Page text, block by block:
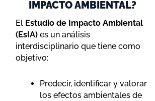
IMPACTO AMBIENTAL?
El Estudio de Impacto Ambiental
(EsIA) es un análisis
interdisciplinario que tiene como
objetivo:
Predecir, identificar y valorar
los efectos ambientales de